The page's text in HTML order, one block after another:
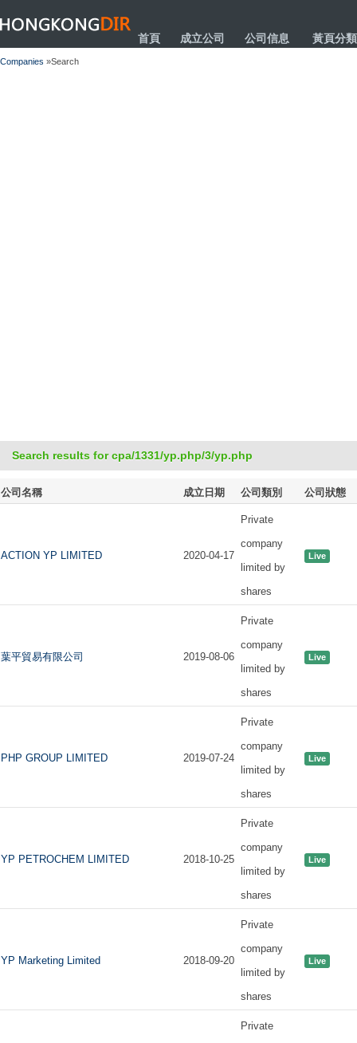
HONGKONGDIR
首頁 成立公司 公司信息 黃頁分類
Companies »Search
Search results for cpa/1331/yp.php/3/yp.php
公司名稱 成立日期 公司類別 公司狀態
ACTION YP LIMITED 2020-04-17
Private
company
limited by
shares
Live
葉平貿易有限公司 2019-08-06
Private
company
limited by
shares
Live
PHP GROUP LIMITED 2019-07-24
Private
company
limited by
shares
Live
YP PETROCHEM LIMITED 2018-10-25
Private
company
limited by
shares
Live
YP Marketing Limited 2018-09-20
Private
company
limited by
shares
Live
Private